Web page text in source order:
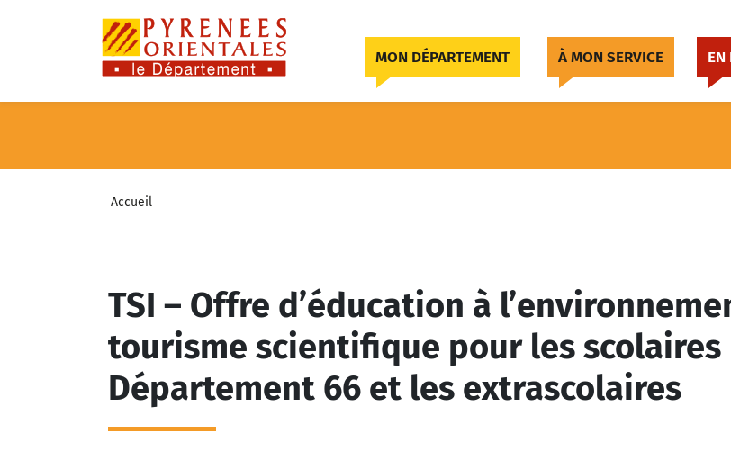
MON DÉPARTEMENT À MON SERVICE EN
Accueil
TSI – Offre d’éducation à
tourisme scientifique pour les scolaires
Département 66 et les extrascolaires